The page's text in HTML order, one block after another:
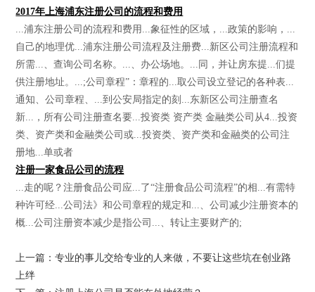
2017年上海浦东注册公司的流程和费用
...浦东注册公司的流程和费用...象征性的区域，...政策的影响，...
自己的地理优...浦东注册公司流程及注册费...新区公司注册流程和
所需...、查询公司名称。...、办公场地。...同，并让房东提...们提
供注册地址。...;公司章程”：章程的...取公司设立登记的各种表...
通知、公司章程、...到公安局指定的刻...东新区公司注册查名
新...，所有公司注册查名要...投资类 资产类 金融类公司从4...投资
类、资产类和金融类公司或...投资类、资产类和金融类的公司注
册地...单或者
注册一家食品公司的流程
...走的呢？注册食品公司应...了“注册食品公司流程”的相...有需特
种许可经...公司法》和公司章程的规定和...、公司减少注册资本的
概...公司注册资本减少是指公司...、转让主要财产的;
上一篇：专业的事儿交给专业的人来做，不要让这些坑在创业路
上绊